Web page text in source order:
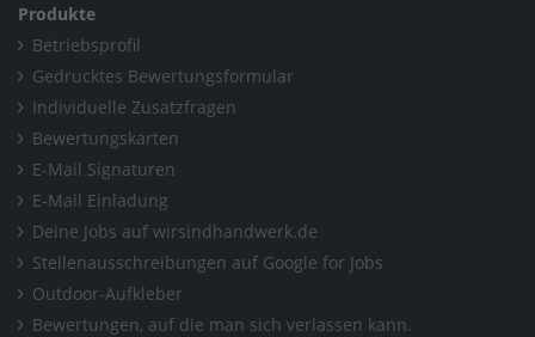
Produkte
Betriebsprofil
Gedrucktes Bewertungsformular
Individuelle Zusatzfragen
Bewertungskarten
E-Mail Signaturen
E-Mail Einladung
Deine Jobs auf wirsindhandwerk.de
Stellenausschreibungen auf Google for Jobs
Outdoor-Aufkleber
Bewertungen, auf die man sich verlassen kann.